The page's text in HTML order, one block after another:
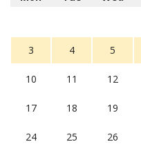
3 4 5
10 11 12
17 18 19
24 25 26